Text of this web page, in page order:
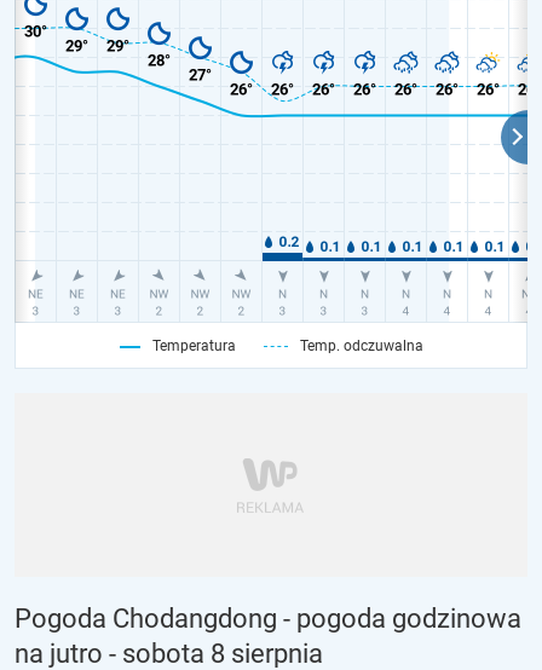
Temperatura Temp. odczuwalna
Pogoda Chodangdong - pogoda godzinowa
na jutro - sobota 8 sierpnia